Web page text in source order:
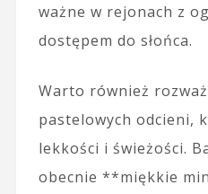
ważne w rejonach z
dostępem do słońca.
Warto również
pastelowych odcieni,
lekkości i świeżości.
obecnie **miękkie